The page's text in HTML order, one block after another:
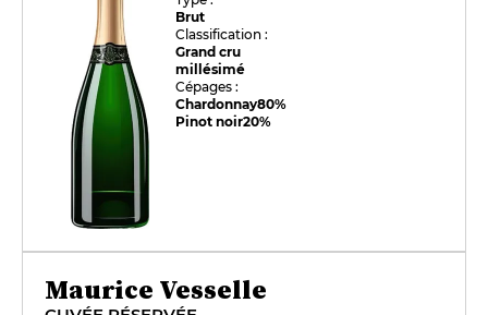
Brut
Classification :
Grand cru
millésimé
Cépages :
Chardonnay80%
Pinot noir20%
Maurice Vesselle